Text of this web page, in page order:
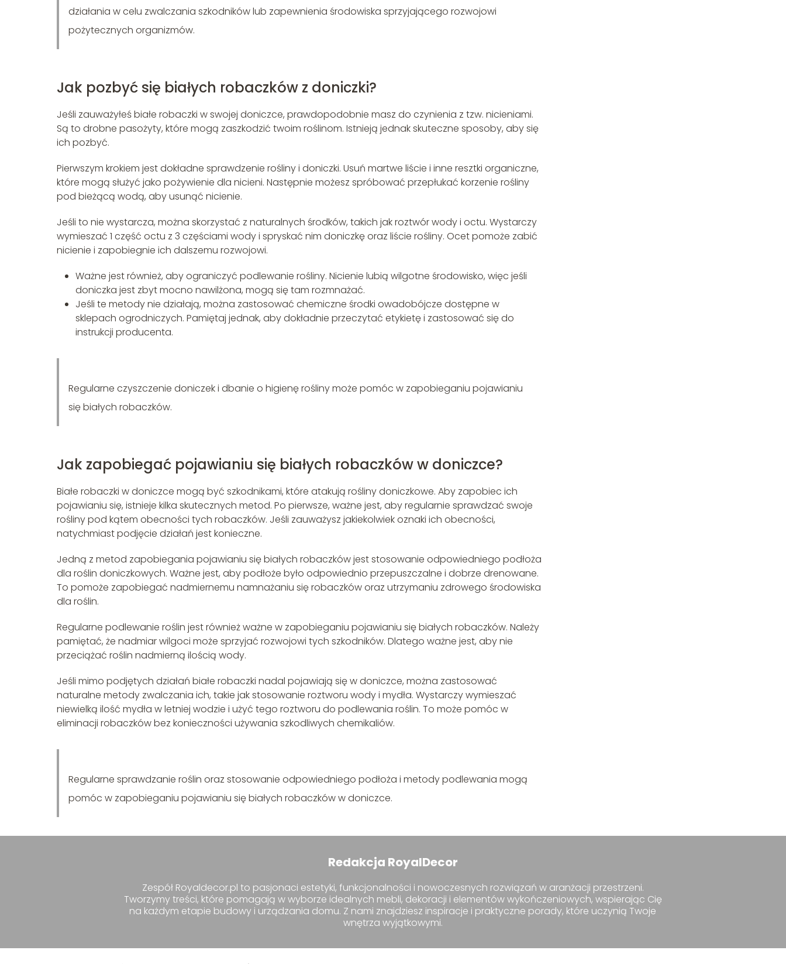
działania w celu zwalczania szkodników lub zapewnienia środowiska sprzyjającego rozwojowi
pożytecznych organizmów.
Jak pozbyć się białych robaczków z doniczki?
Jeśli zauważyłeś białe robaczki w swojej doniczce, prawdopodobnie masz do czynienia z tzw. nicieniami.
Są to drobne pasożyty, które mogą zaszkodzić twoim roślinom. Istnieją jednak skuteczne sposoby, aby się
ich pozbyć.
Pierwszym krokiem jest dokładne sprawdzenie rośliny i doniczki. Usuń martwe liście i inne resztki organiczne,
które mogą służyć jako pożywienie dla nicieni. Następnie możesz spróbować przepłukać korzenie rośliny
pod bieżącą wodą, aby usunąć nicienie.
Jeśli to nie wystarcza, można skorzystać z naturalnych środków, takich jak roztwór wody i octu. Wystarczy
wymieszać 1 część octu z 3 częściami wody i spryskać nim doniczkę oraz liście rośliny. Ocet pomoże zabić
nicienie i zapobiegnie ich dalszemu rozwojowi.
Ważne jest również, aby ograniczyć podlewanie rośliny. Nicienie lubią wilgotne środowisko, więc jeśli
doniczka jest zbyt mocno nawilżona, mogą się tam rozmnażać.
Jeśli te metody nie działają, można zastosować chemiczne środki owadobójcze dostępne w
sklepach ogrodniczych. Pamiętaj jednak, aby dokładnie przeczytać etykietę i zastosować się do
instrukcji producenta.
Regularne czyszczenie doniczek i dbanie o higienę rośliny może pomóc w zapobieganiu pojawianiu
się białych robaczków.
Jak zapobiegać pojawianiu się białych robaczków w doniczce?
Białe robaczki w doniczce mogą być szkodnikami, które atakują rośliny doniczkowe. Aby zapobiec ich
pojawianiu się, istnieje kilka skutecznych metod. Po pierwsze, ważne jest, aby regularnie sprawdzać swoje
rośliny pod kątem obecności tych robaczków. Jeśli zauważysz jakiekolwiek oznaki ich obecności,
natychmiast podjęcie działań jest konieczne.
Jedną z metod zapobiegania pojawianiu się białych robaczków jest stosowanie odpowiedniego podłoża
dla roślin doniczkowych. Ważne jest, aby podłoże było odpowiednio przepuszczalne i dobrze drenowane.
To pomoże zapobiegać nadmiernemu namnażaniu się robaczków oraz utrzymaniu zdrowego środowiska
dla roślin.
Regularne podlewanie roślin jest również ważne w zapobieganiu pojawianiu się białych robaczków. Należy
pamiętać, że nadmiar wilgoci może sprzyjać rozwojowi tych szkodników. Dlatego ważne jest, aby nie
przeciążać roślin nadmierną ilością wody.
Jeśli mimo podjętych działań białe robaczki nadal pojawiają się w doniczce, można zastosować
naturalne metody zwalczania ich, takie jak stosowanie roztworu wody i mydła. Wystarczy wymieszać
niewielką ilość mydła w letniej wodzie i użyć tego roztworu do podlewania roślin. To może pomóc w
eliminacji robaczków bez konieczności używania szkodliwych chemikaliów.
Regularne sprawdzanie roślin oraz stosowanie odpowiedniego podłoża i metody podlewania mogą
pomóc w zapobieganiu pojawianiu się białych robaczków w doniczce.
Redakcja RoyalDecor
Zespół Royaldecor.pl to pasjonaci estetyki, funkcjonalności i nowoczesnych rozwiązań w aranżacji przestrzeni.
Tworzymy treści, które pomagają w wyborze idealnych mebli, dekoracji i elementów wykończeniowych, wspierając Cię
na każdym etapie budowy i urządzania domu. Z nami znajdziesz inspiracje i praktyczne porady, które uczynią Twoje
wnętrza wyjątkowymi.